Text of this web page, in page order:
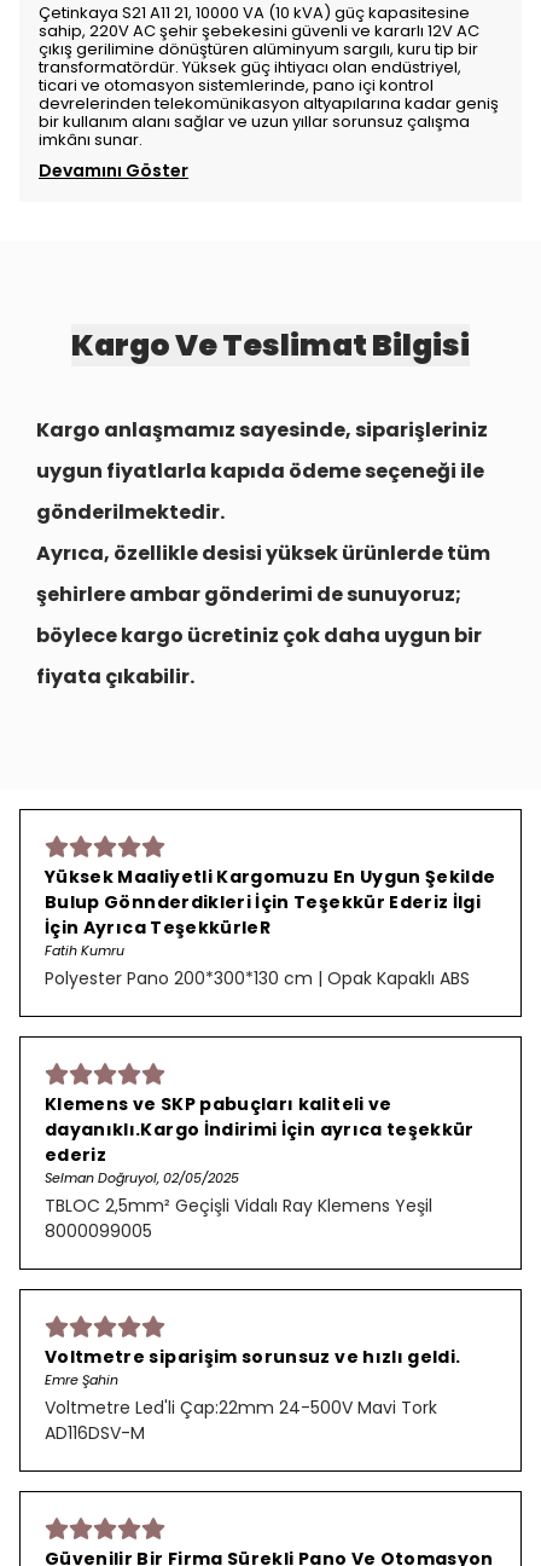
Çetinkaya S21 A11 21, 10000 VA (10 kVA) güç kapasitesine
sahip, 220V AC şehir şebekesini güvenli ve kararlı 12V AC
çıkış gerilimine dönüştüren alüminyum sargılı, kuru tip bir
transformatördür. Yüksek güç ihtiyacı olan endüstriyel,
ticari ve otomasyon sistemlerinde, pano içi kontrol
devrelerinden telekomünikasyon altyapılarına kadar geniş
bir kullanım alanı sağlar ve uzun yıllar sorunsuz çalışma
imkânı sunar.
Devamını Göster
Kargo Ve Teslimat Bilgisi
Kargo anlaşmamız sayesinde, siparişleriniz
uygun fiyatlarla kapıda ödeme seçeneği ile
gönderilmektedir.
Ayrıca, özellikle desisi yüksek ürünlerde tüm
şehirlereambar gönderimi de sunuyoruz;
böylece kargo ücretiniz çok daha uygun bir
fiyata çıkabilir.
Yüksek Maaliyetli Kargomuzu En Uygun Şekilde
Bulup Gönnderdikleri İçin Teşekkür Ederiz İlgi
İçin Ayrıca TeşekkürleR
Fatih Kumru
Polyester Pano 200*300*130 cm | Opak Kapaklı ABS
Klemens ve SKP pabuçları kaliteli ve
dayanıklı.Kargo İndirimi İçin ayrıca teşekkür
ederiz
Selman Doğruyol, 02/05/2025
TBLOC 2,5mm² Geçişli Vidalı Ray Klemens Yeşil
8000099005
Voltmetre siparişim sorunsuz ve hızlı geldi.
Emre Şahin
Voltmetre Led'li Çap:22mm 24-500V Mavi Tork
AD116DSV-M
Güvenilir Bir Firma Sürekli Pano Ve Otomasyon